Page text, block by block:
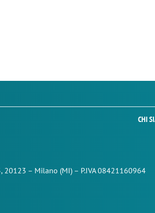
CHI
20123 – Milano (MI) – P.IVA 08421160964